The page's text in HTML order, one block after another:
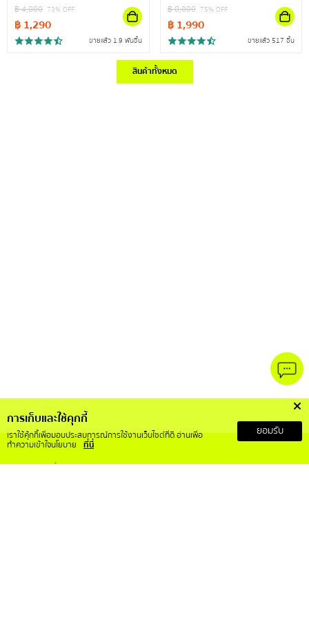
฿4,800 73% OFF
฿1,290
ขายแล้ว 1.9 พันชิ้น
฿8,000 75% OFF
฿1,990
ขายแล้ว 517 ชิ้น
สินค้าทั้งหมด
การเก็บและใช้คุกกี้
เราใช้คุ้กกี้เพื่อมอบประสบการณ์การใช้งานเว็บไซต์ที่ดี อ่านเพื่อ
ทำความเข้าใจนโยบาย ที่นี่
ยอมรับ